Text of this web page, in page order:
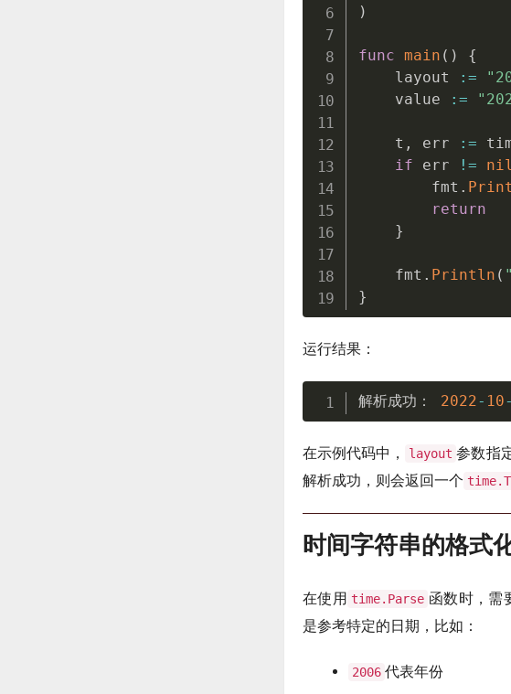
)
func main ( )
{
    layout
:=
    value
:=
    t
, err :=
if err != nil
        fmt
.
return
}
    fmt
. Println (
}
运行结果：
解析成功： 2022- 10-
在示例代码中， layout 参数指
解析成功，则会返回一个
时间字符串的格式
在使用 time.Parse 函数时，需
是参考特定的日期，比如：
2006 代表年份